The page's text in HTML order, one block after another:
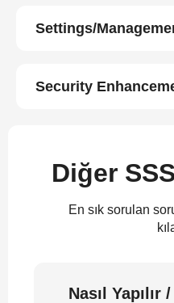
Settings/
Security
Diğer
En sık sorulan
Nasıl